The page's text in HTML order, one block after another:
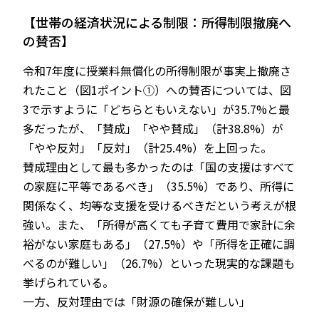
【世帯の経済状況による制限：所得制限撤廃へ
の賛否】
令和7年度に授業料無償化の所得制限が事実上撤廃さ
れたこと（図1ポイント①）への賛否については、図
3で示すように「どちらともいえない」が35.7%と最
多だったが、「賛成」「やや賛成」（計38.8%）が
「やや反対」「反対」（計25.4%）を上回った。
賛成理由として最も多かったのは「国の支援はすべて
の家庭に平等であるべき」（35.5%）であり、所得に
関係なく、均等な支援を受けるべきだという考えが根
強い。また、「所得が高くても子育て費用で家計に余
裕がない家庭もある」（27.5%）や「所得を正確に調
べるのが難しい」（26.7%）といった現実的な課題も
挙げられている。
一方、反対理由では「財源の確保が難しい」